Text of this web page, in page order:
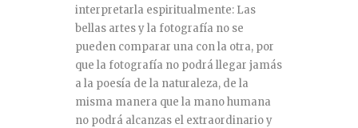
interpretarla espiritualmente: Las
bellas artes y la fotografía no se
pueden comparar una con la otra, por
que la fotografía no podrá llegar jamás
a la poesía de la naturaleza, de la
misma manera que la mano humana
no podrá alcanzas el extraordinario y